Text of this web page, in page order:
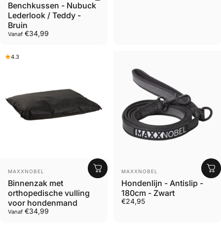
Benchkussen - Nubuck
Lederlook / Teddy -
Bruin
Vanaf €34,99
4.3
Leverancier
MAXXNOBEL
Binnenzak met
orthopedische vulling
voor hondenmand
Vanaf €34,99
Leverancier
MAXXNOBEL
Hondenlijn - Antislip -
180cm - Zwart
€24,95